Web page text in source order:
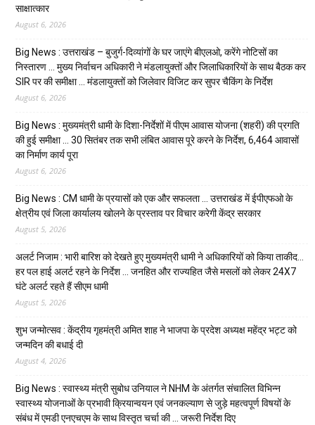
साक्षात्कार
August 6, 2026
Big News : उत्तराखंड – बुजुर्ग-दिव्यांगों के घर जाएंगे बीएलओ, करेंगे नोटिसों का
निस्तारण … मुख्य निर्वाचन अधिकारी ने मंडलायुक्तों और जिलाधिकारियों के साथ बैठक कर
SIR पर की समीक्षा … मंडलायुक्तों को जिलेवार विजिट कर सुपर चैकिंग के निर्देश
August 6, 2026
Big News : मुख्यमंत्री धामी के दिशा-निर्देशों में पीएम आवास योजना (शहरी) की प्रगति
की हुई समीक्षा … 30 सितंबर तक सभी लंबित आवास पूरे करने के निर्देश, 6,464 आवासों
का निर्माण कार्य पूरा
August 6, 2026
Big News : CM धामी के प्रयासों को एक और सफलता … उत्तराखंड में ईपीएफओ के
क्षेत्रीय एवं जिला कार्यालय खोलने के प्रस्ताव पर विचार करेगी केंद्र सरकार
August 5, 2026
अलर्ट निजाम : भारी बारिश को देखते हुए मुख्यमंत्री धामी ने अधिकारियों को किया ताकीद…
हर पल हाई अलर्ट रहने के निर्देश … जनहित और राज्यहित जैसे मसलों को लेकर 24X7
घंटे अलर्ट रहते हैं सीएम धामी
August 5, 2026
शुभ जन्मोत्सव : केंद्रीय गृहमंत्री अमित शाह ने भाजपा के प्रदेश अध्यक्ष महेंद्र भट्ट को
जन्मदिन की बधाई दी
August 4, 2026
Big News : स्वास्थ्य मंत्री सुबोध उनियाल ने NHM के अंतर्गत संचालित विभिन्न
स्वास्थ्य योजनाओं के प्रभावी क्रियान्वयन एवं जनकल्याण से जुड़े महत्वपूर्ण विषयों के
संबंध में एमडी एनएचएम के साथ विस्तृत चर्चा की … जरूरी निर्देश दिए